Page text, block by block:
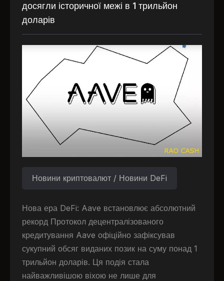
досягли історичної межі в 1 трильйон
доларів
Новини криптовалют / Новини DeFi
Нова ера DeFi: Aave встановлює абсолютний
рекорд Протокол децентралізованого
кредитування Aave офіційно зафіксував
сукупний обсяг виданих позик на суму понад 1
трильйон доларів. Ця подія стала
найважливішою віхою не лише для